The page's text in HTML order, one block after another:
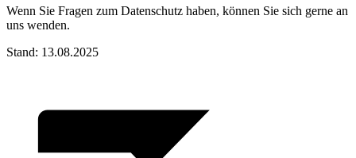
Wenn Sie Fragen zum Datenschutz haben, können Sie sich gerne an
uns wenden.
Stand: 13.08.2025